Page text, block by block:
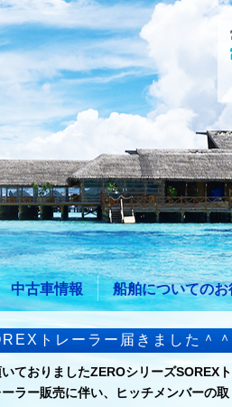
中古車情報 船舶についての
トレーラー届きました＾＾
ておりましたZEROシリーズSOREX
ラー販売に伴い、ヒッチメンバーの